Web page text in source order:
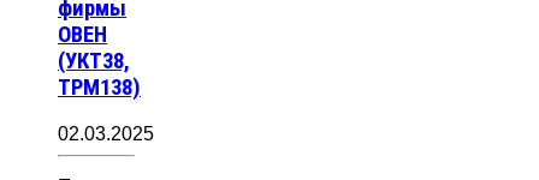
фирмы
ОВЕН
(УКТ38,
ТРМ138)
02.03.2025